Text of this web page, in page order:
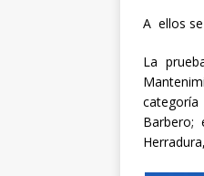
A ellos
La
Barbero;